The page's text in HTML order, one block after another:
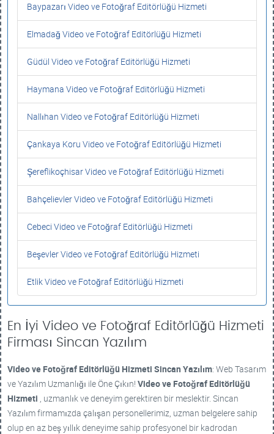
Baypazarı Video ve Fotoğraf Editörlüğü Hizmeti
Elmadağ Video ve Fotoğraf Editörlüğü Hizmeti
Güdül Video ve Fotoğraf Editörlüğü Hizmeti
Haymana Video ve Fotoğraf Editörlüğü Hizmeti
Nallıhan Video ve Fotoğraf Editörlüğü Hizmeti
Çankaya Koru Video ve Fotoğraf Editörlüğü Hizmeti
Şereflikoçhisar Video ve Fotoğraf Editörlüğü Hizmeti
Bahçelievler Video ve Fotoğraf Editörlüğü Hizmeti
Cebeci Video ve Fotoğraf Editörlüğü Hizmeti
Beşevler Video ve Fotoğraf Editörlüğü Hizmeti
Etlik Video ve Fotoğraf Editörlüğü Hizmeti
En İyi Video ve Fotoğraf Editörlüğü Hizmeti
Firması Sincan Yazılım
Video ve Fotoğraf Editörlüğü Hizmeti Sincan Yazılım: Web Tasarım
ve Yazılım Uzmanlığı ile Öne Çıkın! Video ve Fotoğraf Editörlüğü
Hizmeti , uzmanlık ve deneyim gerektiren bir meslektir. Sincan
Yazılım firmamızda çalışan personellerimiz, uzman belgelere sahip
olup en az beş yıllık deneyime sahip profesyonel bir kadrodan